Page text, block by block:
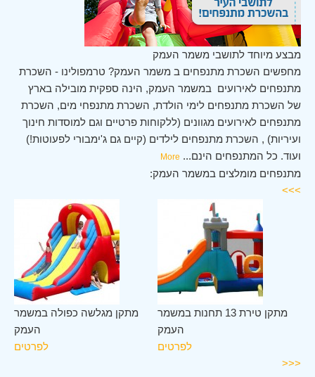
מבצע מיוחד לתושבי משמר העמק
מחפשים השכרת מתנפחים ב משמר העמק? טרמפולינו - השכרת
מתנפחים לאירועים במשמר העמק, הינה ספקית מובילה בארץ
של השכרת מתנפחים לימי הולדת, השכרת מתנפחי מים, השכרת
מתנפחים לאירועים מגוונים (ללקוחות פרטיים וגם למוסדות חינוך
ועיריות) , השכרת מתנפחים לילדים (קיים גם ג'ימבורי לפעוטות!)
ועוד. כל המתנפחים הינם...
More
מתנפחים מומלצים במשמר העמק:
>>>
מתקן מגלשה כפולה במשמר
העמק
לפרטים
מתקן טירת 13 תחנות במשמר
העמק
לפרטים
<<<